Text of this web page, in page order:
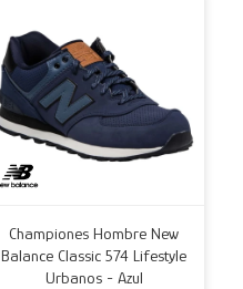
Championes Hombre New
Balance Classic 574 Lifestyle
Urbanos - Azul